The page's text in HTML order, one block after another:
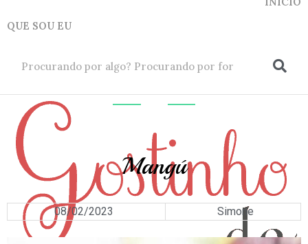
QUE SOU EU
Mangú
08/02/2023 Simone